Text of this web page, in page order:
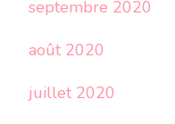
septembre 2020
août 2020
juillet 2020